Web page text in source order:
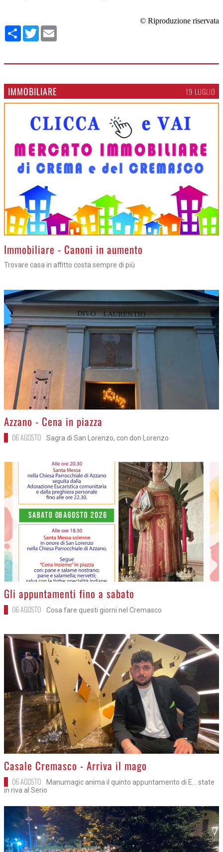
© Riproduzione riservata
Condividi
Twitter
IMMOBILIARE 19 LUGLIO
>Immobiliare - Canoni in aumento
Trovare casa in affitto costa sempre di più
>
Azzano - Cena in piazza
06 AGOSTO Sagra di San Lorenzo, con don Lorenzo
>
Gli appuntamenti fino a sabato
06 AGOSTO Cosa fare questi giorni nel Cremasco
>
Casale Cremasco - Arriva il mago
06 AGOSTO
Manumagic anima il quinto appuntamento di E... state
in riva al Serio